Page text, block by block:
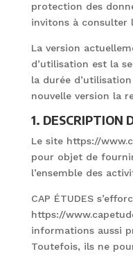
protection des
invitons à consulter
La version
d’utilisation est la
la durée
nouvelle version la
1. DESCRIPTION
Le site https://
pour objet de
l’ensemble des
CAP ÉTUDES
https://
informations aussi
Toutefois, ils ne